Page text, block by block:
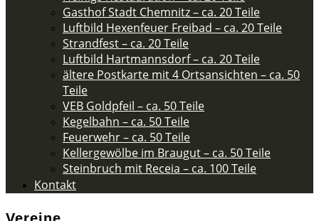
Gasthof Stadt Chemnitz – ca. 20 Teile
Luftbild Hexenfeuer Freibad – ca. 20 Teile
Strandfest – ca. 20 Teile
Luftbild Hartmannsdorf – ca. 20 Teile
ältere Postkarte mit 4 Ortsansichten – ca. 50
Teile​
VEB Goldpfeil – ca. 50 Teile
Kegelbahn – ca. 50 Teile
Feuerwehr – ca. 50 Teile​
Kellergewölbe im Braugut – ca. 50 Teile
Steinbruch mit Receia – ca. 100 Teile
Kontakt